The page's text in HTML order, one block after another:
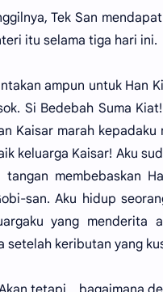
Tek San
itu selama tiga hari ini.
ampun untuk Han
Si Bedebah Suma
Kaisar marah
keluarga Kaisar! Aku
membebaskan
san. Aku hidup
yang menderita
setelah keributan yang